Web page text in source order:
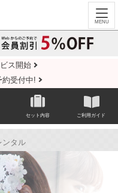
ビス開始
約受付中!
セット内容 ご利用ガイド
ンタル